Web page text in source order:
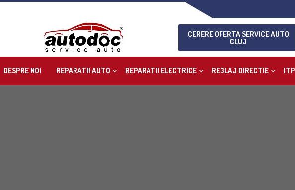
CERERE OFERTA SERVICE AUTO
CLUJ
DESPRE NOI REPARATII AUTO REPARATII ELECTRICE REGLAJ DIRECTIE ITP